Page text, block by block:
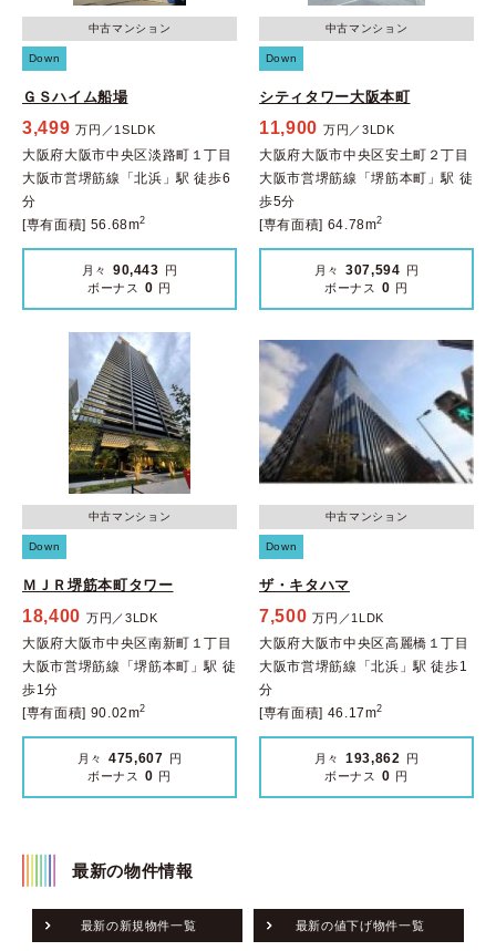
中古マンション
Down
ＧＳハイム船場
3,499 万円／1SLDK
大阪府大阪市中央区淡路町１丁目
大阪市営堺筋線「北浜」駅 徒歩6
分
[専有面積] 56.68m2
月々 90,443 円
ボーナス
0 円
中古マンション
Down
シティタワー大阪本町
11,900 万円／3LDK
大阪府大阪市中央区安土町２丁目
大阪市営堺筋線「堺筋本町」駅 徒
歩5分
[専有面積] 64.78m2
月々 307,594 円
ボーナス
0 円
中古マンション
Down
ＭＪＲ堺筋本町タワー
18,400 万円／3LDK
大阪府大阪市中央区南新町１丁目
大阪市営堺筋線「堺筋本町」駅 徒
歩1分
[専有面積] 90.02m2
月々 475,607 円
ボーナス
0 円
中古マンション
Down
ザ・キタハマ
7,500 万円／1LDK
大阪府大阪市中央区高麗橋１丁目
大阪市営堺筋線「北浜」駅 徒歩1
分
[専有面積] 46.17m2
月々 193,862
円
ボーナス
0 円
最新の物件情報
最新の新規物件一覧 最新の値下げ物件一覧